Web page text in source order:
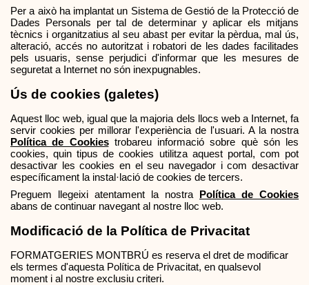
Per a això ha implantat un Sistema de Gestió de la Protecció de
Dades Personals per tal de determinar y aplicar els mitjans
tècnics i organitzatius al seu abast per evitar la pèrdua, mal ús,
alteració, accés no autoritzat i robatori de les dades facilitades
pels usuaris, sense perjudici d'informar que les mesures de
seguretat a Internet no són inexpugnables.
Ús de cookies (galetes)
Aquest lloc web, igual que la majoria dels llocs web a Internet, fa
Política de Cookies trobareu informació sobre què són les
cookies, quin tipus de cookies utilitza aquest portal, com pot
desactivar les cookies en el seu navegador i com desactivar
específicament la instal·lació de cookies de tercers.
Preguem llegeixi atentament la nostra
Política de Cookies
abans de continuar navegant al nostre lloc web.
Modificació de la Política de Privacitat
FORMATGERIES MONTBRÚ es reserva el dret de modificar
els termes d'aquesta Política de Privacitat, en qualsevol
moment i al nostre exclusiu criteri.